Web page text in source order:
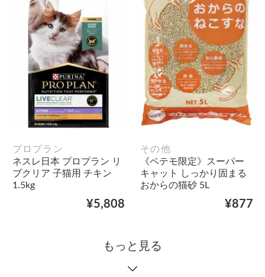
プロプラン
ネスレ日本 プロプラン リ
ブクリア 子猫用 チキン
1.5kg
¥5,808
その他
《ペテモ限定》スーパー
キャット しっかり固まる
おからの猫砂 5L
¥877
もっと見る